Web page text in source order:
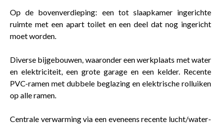
Op de bovenverdieping: een tot slaapkamer ingerichte
ruimte met een apart toilet en een deel dat nog ingericht
moet worden.
Diverse bijgebouwen, waaronder een werkplaats met water
en elektriciteit, een grote garage en een kelder. Recente
PVC-ramen met dubbele beglazing en elektrische rolluiken
op alle ramen.
Centrale verwarming via een eveneens recente lucht/water-